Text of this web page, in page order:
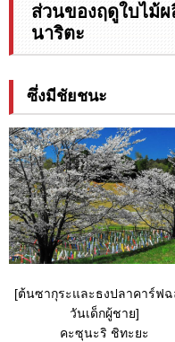
ส่วนของฤดูใบไม้
นาริตะ
ซึ่งมีชัยชนะ
[ต้นซากุระและธงปลาคาร์ฟฉ
วันเด็กผู้ชาย]
คะซุนะริ ชิทะยะ